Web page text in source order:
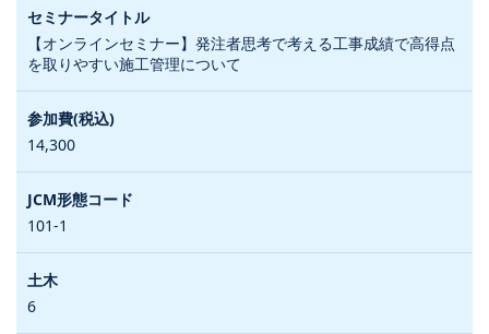
【オンラインセミナー】発注者思考で考える工事成績で高得点
を取りやすい施工管理について
14,300
101-1
6